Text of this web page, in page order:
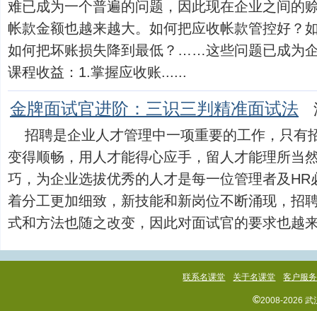
难已成为一个普遍的问题，因此现在企业之间的
帐款金额也越来越大。如何把应收帐款管控好？
如何把坏账损失降到最低？……这些问题已成为
课程收益：1.掌握应收账......
金牌面试官进阶：三识三判精准面试法
招聘是企业人才管理中一项重要的工作，只有
变得顺畅，用人才能得心应手，留人才能理所当
巧，为企业选拔优秀的人才是每一位管理者及
着分工更加细致，新技能和新岗位不断涌现，招
式和方法也随之改变，因此对面试官的要求也越
联系名课堂 关于名课堂 客户服
©2008-2026 武